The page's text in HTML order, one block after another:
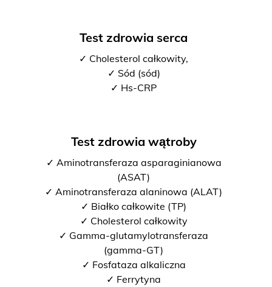
Test zdrowia serca
✓ Cholesterol całkowity,
✓ Sód (sód)
✓ Hs-CRP
Test zdrowia wątroby
✓ Aminotransferaza asparaginianowa
(ASAT)
✓ Aminotransferaza alaninowa (ALAT)
✓ Białko całkowite (TP)
✓ Cholesterol całkowity
✓ Gamma-glutamylotransferaza
(gamma-GT)
✓ Fosfataza alkaliczna
✓ Ferrytyna